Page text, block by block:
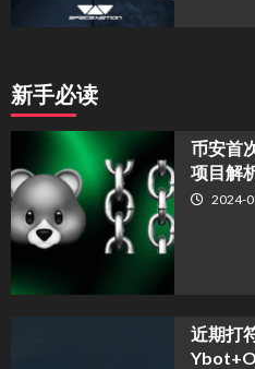
新手必读
币安首
项目解
2024-
近期打